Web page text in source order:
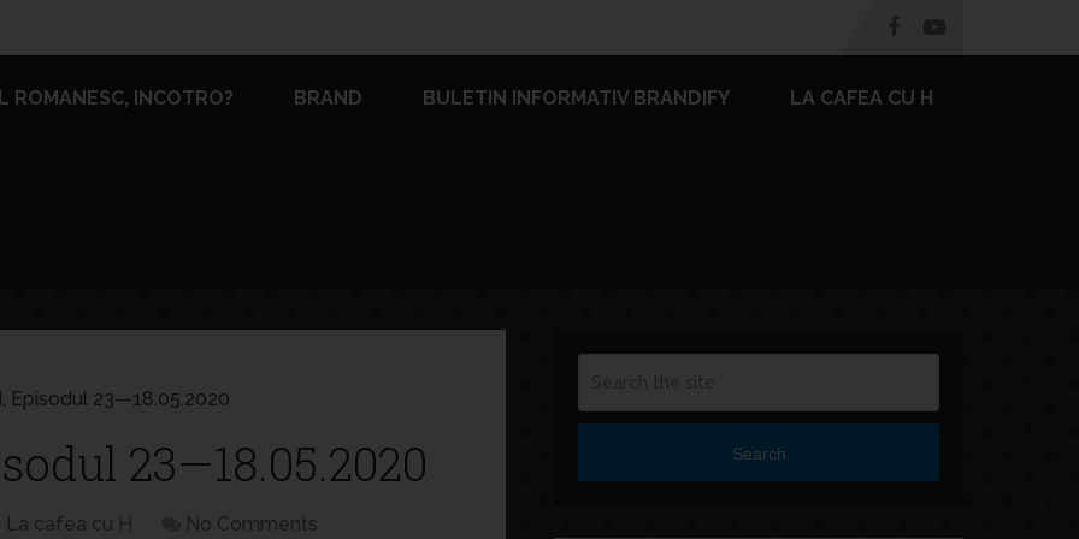
ROMANESC, INCOTRO? BRAND BULETIN INFORMATIV BRANDIFY LA CAFEA CU H
Episodul 23—18.05.2020
23—18.05.2020
La cafea cu H No Comments
Search